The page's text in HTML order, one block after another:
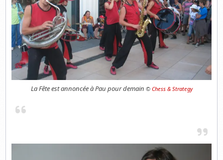
La Fête est annoncée à Pau pour demain © Chess & Strategy